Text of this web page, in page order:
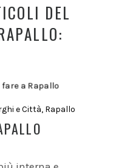
DEL
e Città, Rapallo